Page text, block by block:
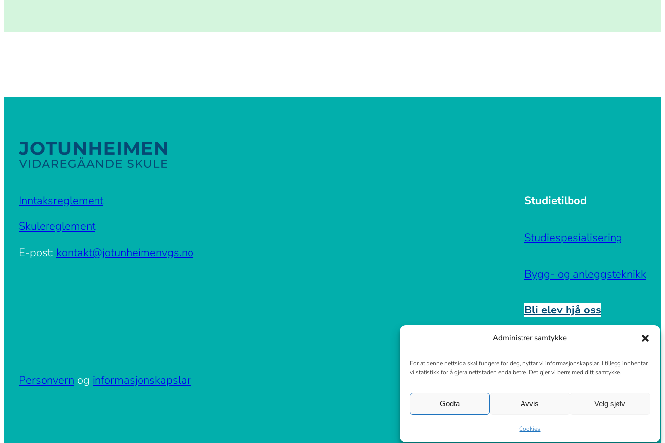
Administrer samtykke
For at denne nettsida skal fungere for deg, nyttar vi informasjonskapslar. I tillegg innhentar
vi statistikk for å gjera nettstaden enda betre. Det gjer vi berre med ditt samtykke.
Godta Avvis Velg sjølv
Cookies
Inntaksreglement
Skulereglement
E-post: kontakt@jotunheimenvgs.no
Studietilbod
Studiespesialisering
Bygg- og anleggsteknikk
Bli elev hjå oss
Personvern og informasjonskapslar